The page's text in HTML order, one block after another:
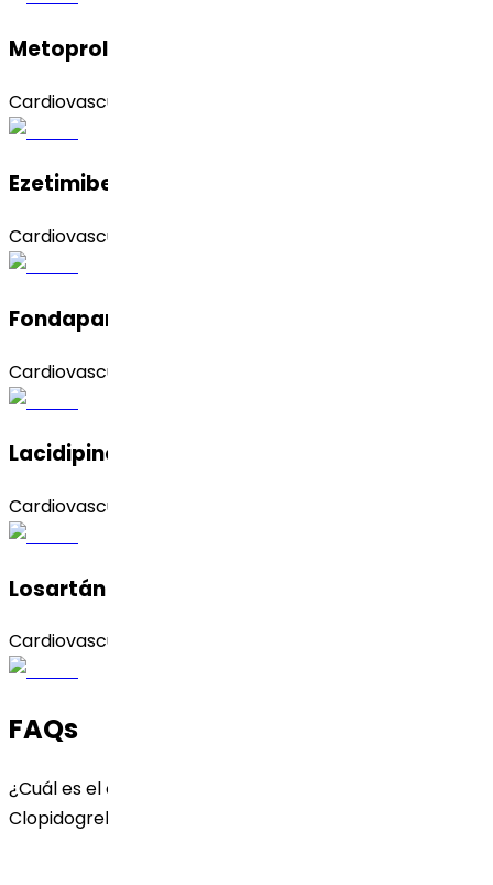
Metoprolol Succinato
Cardiovascular
Ezetimibe
Cardiovascular
Fondaparinux Sodium
Cardiovascular
Lacidipino
Cardiovascular
Losartán Potasio
Cardiovascular
FAQs
¿Cuál es el objetivo principal de usar el api de
Clopidogrel Bisulfato?